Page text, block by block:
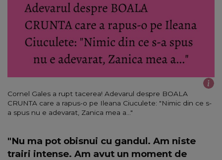
Cornel Gales a rupt tacerea! Adevarul despre BOALA
CRUNTA care a rapus-o pe Ileana Ciuculete: "Nimic din ce s-
a spus nu e adevarat, Zanica mea a..."
"Nu ma pot obisnui cu gandul. Am niste
trairi intense. Am avut un moment de